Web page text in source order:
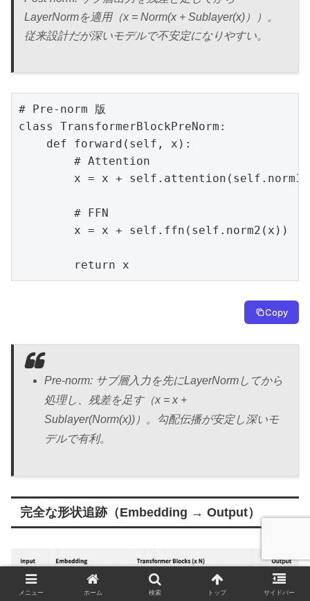
LayerNormを適用（x = Norm(x + Sublayer(x)））。
従来設計だが深いモデルで不安定になりやすい。
# Pre-norm 版
class TransformerBlockPreNorm:
    def forward(self, x):
        # Attention
x = x +
        # FFN
x = x + self.ffn(self.norm2(x))
        return x
Copy
Pre-norm: サブ層入力を先にLayerNormしてから
処理し、残差を足す（x = x +
Sublayer(Norm(x))）。勾配伝播が安定し深いモ
デルで有利。
完全な形状追跡（Embedding → Output）
メニュー ホーム 検索 トップ サイドバー